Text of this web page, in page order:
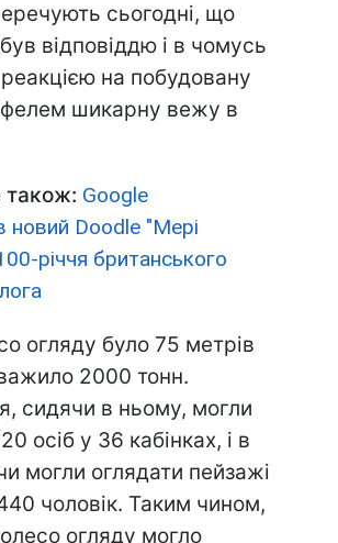
сьогодні, що
відповіддю і в чомусь
на побудовану
шикарну вежу в
також: Google
новий Doodle "Мері
річчя британського
огляду було 75 метрів
важило 2000 тонн.
сидячи в ньому, могли
осіб у 36 кабінках, і в
могли оглядати пейзажі
чоловік. Таким чином,
огляду могло